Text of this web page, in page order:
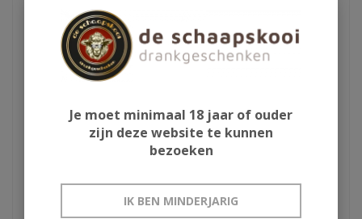
Tesoro
Limitada
Je moet minimaal 18 jaar of ouder
zijn deze website te kunnen
bezoeken
IK BEN MINDERJARIG